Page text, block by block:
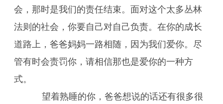
会，那时是我们的责任结束。面对这个太多丛林
法则的社会，你要自己对自己负责。在你的成长
道路上，爸爸妈妈一路相随，因为我们爱你。尽
管有时会责罚你，请相信那也是爱你的一种方
式。
望着熟睡的你，爸爸想说的话还有很多很